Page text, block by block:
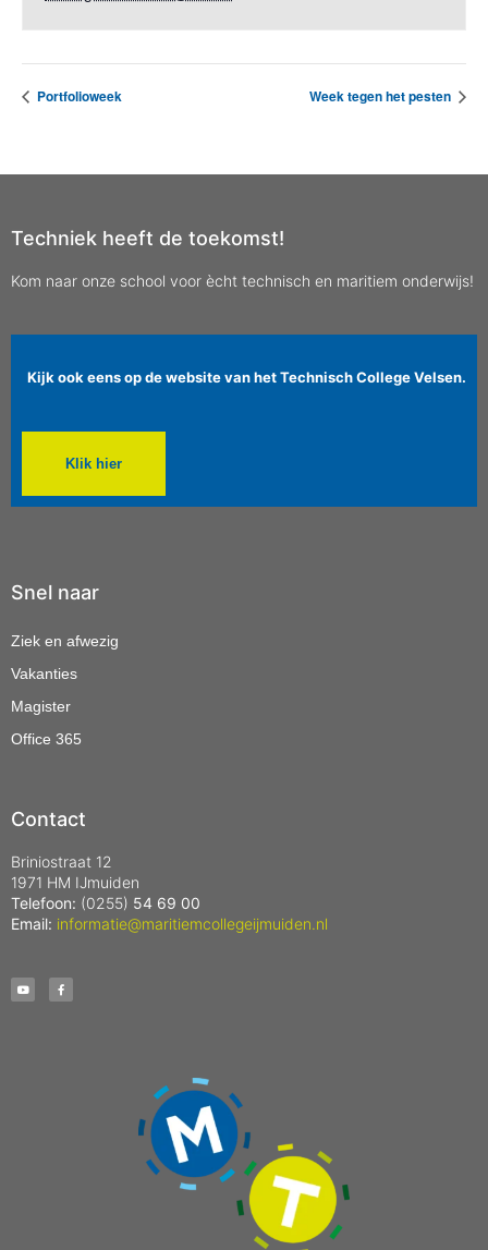
Portfolioweek Week tegen het pesten
Techniek heeft de toekomst!
Kom naar onze school voor ècht technisch en maritiem onderwijs!
Kijk ook eens op de website van het Technisch College Velsen.
Klik hier
Snel naar
Ziek en afwezig
Vakanties
Magister
Office 365
Contact
Briniostraat 12
1971 HM IJmuiden
Telefoon: (0255) 54 69 00
Email: informatie@maritiemcollegeijmuiden.nl